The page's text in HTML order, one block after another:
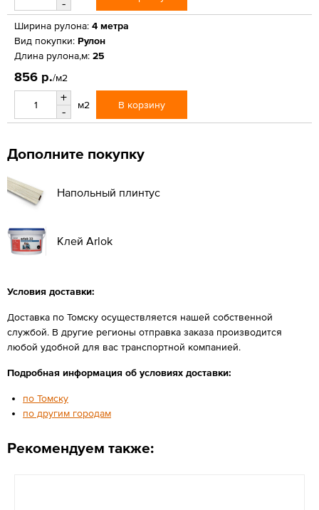
Ширина рулона: 4 метра
Вид покупки: Рулон
Длина рулона,м: 25
856 р./м2
+
-
м2 В корзину
Дополните покупку
Напольный плинтус
Клей Arlok
Условия доставки:
Доставка по Томску осуществляется нашей собственной
службой. В другие регионы отправка заказа производится
любой удобной для вас транспортной компанией.
Подробная информация об условиях доставки:
по Томску
по другим городам
Рекомендуем также: